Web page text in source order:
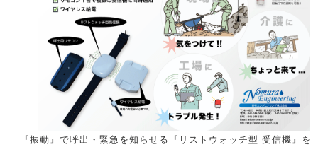
『振動』で呼出・緊急を知らせる『リストウォッチ型 受信機』を